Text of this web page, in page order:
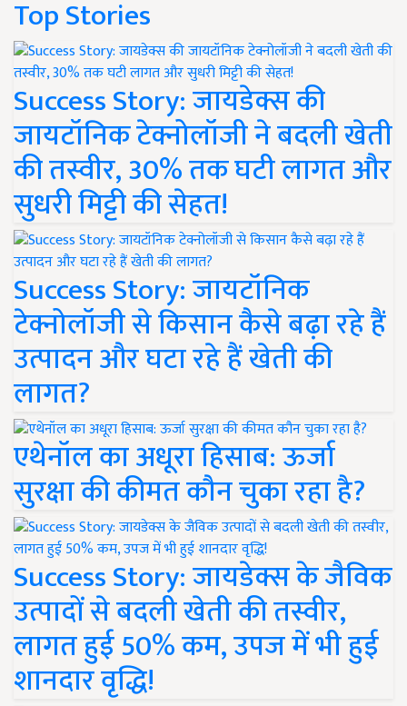
Top Stories
Success Story: जायडेक्स की
जायटॉनिक टेक्नोलॉजी ने बदली खेती
की तस्वीर, 30% तक घटी लागत और
सुधरी मिट्टी की सेहत!
Success Story: जायटॉनिक
टेक्नोलॉजी से किसान कैसे बढ़ा रहे हैं
उत्पादन और घटा रहे हैं खेती की
लागत?
एथेनॉल का अधूरा हिसाब: ऊर्जा
सुरक्षा की कीमत कौन चुका रहा है?
Success Story: जायडेक्स के जैविक
उत्पादों से बदली खेती की तस्वीर,
लागत हुई 50% कम, उपज में भी हुई
शानदार वृद्धि!